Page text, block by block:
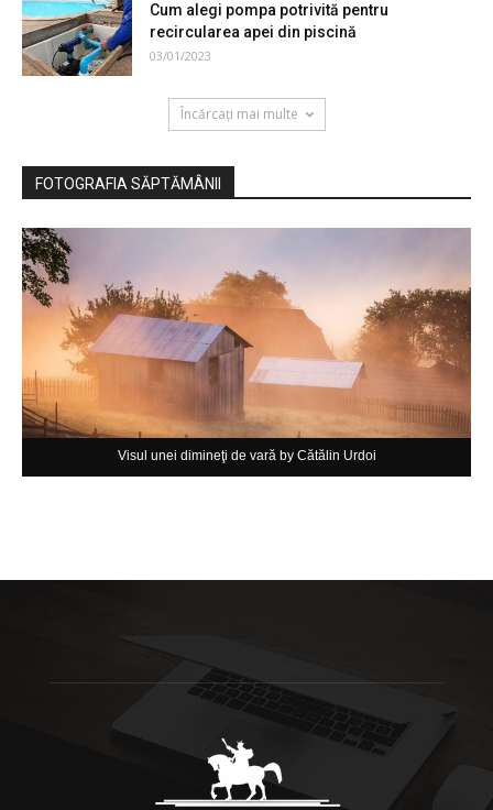
Cum alegi pompa potrivită pentru
recircularea apei din piscină
03/01/2023
Încărcați mai multe
FOTOGRAFIA SĂPTĂMÂNII
Visul unei dimineţi de vară by Cătălin Urdoi